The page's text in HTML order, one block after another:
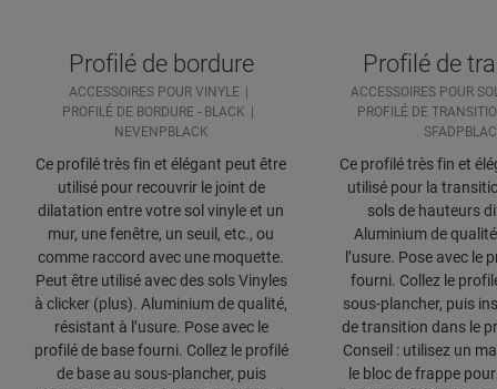
Profilé de bordure
ACCESSOIRES POUR VINYLE
PROFILÉ DE BORDURE - BLACK
NEVENPBLACK
Ce profilé très fin et élégant peut être
utilisé pour recouvrir le joint de
dilatation entre votre sol vinyle et un
mur, une fenêtre, un seuil, etc., ou
comme raccord avec une moquette.
Peut être utilisé avec des sols Vinyles
à clicker (plus). Aluminium de qualité,
résistant à l’usure. Pose avec le
profilé de base fourni. Collez le profilé
de base au sous-plancher, puis
Profilé de
ACCESSOIRES POUR
PROFILÉ DE
Ce profilé très fin et
utilisé pour la
sols de hauteurs
Aluminium de
l’usure. Pose avec le
fourni. Collez le
sous-plancher, puis
de transition dans le
Conseil : utilisez un
le bloc de frappe